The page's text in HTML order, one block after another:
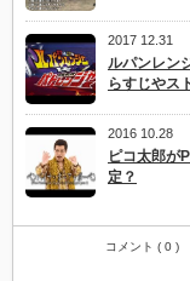
2017 12.31
ルパンレン
らすじやス
2016 10.28
ピコ太郎が
定？
コメント ( 0 )